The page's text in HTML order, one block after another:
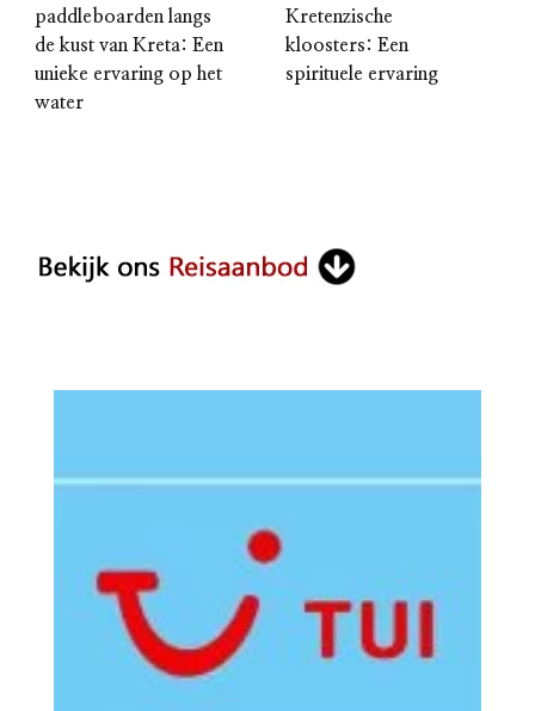
paddleboarden langs
de kust van Kreta: Een
unieke ervaring op het
water
Kretenzische
kloosters: Een
spirituele ervaring